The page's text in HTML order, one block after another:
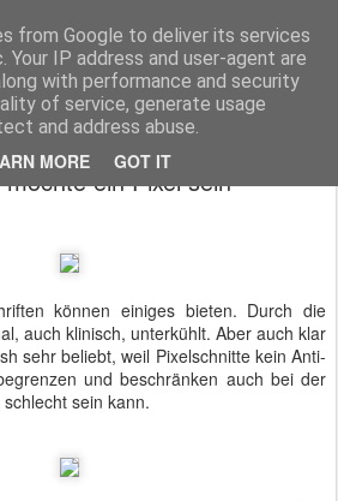
from Google to deliver its services
Your IP address and user-agent are
with performance and security
of service, generate usage
and address abuse.
MORE GOT IT
ein Pixel sein
können einiges bieten. Durch die
auch klinisch, unterkühlt. Aber auch klar
sehr beliebt, weil Pixelschnitte kein Anti-
und beschränken auch bei der
sein kann.